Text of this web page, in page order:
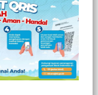
pasca tertimpa tanah
Utara di Kelurahan
Tana Toraja, Provinsi
rusak parah luput dari